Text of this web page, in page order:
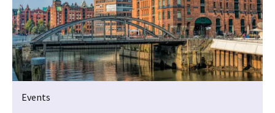
Events